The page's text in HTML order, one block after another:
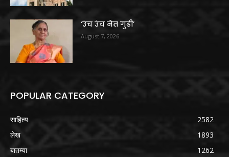
‘उंच उंच नेत गुढी’
August 7, 2026
POPULAR CATEGORY
साहित्य
2582
लेख
1893
बातम्या
1262